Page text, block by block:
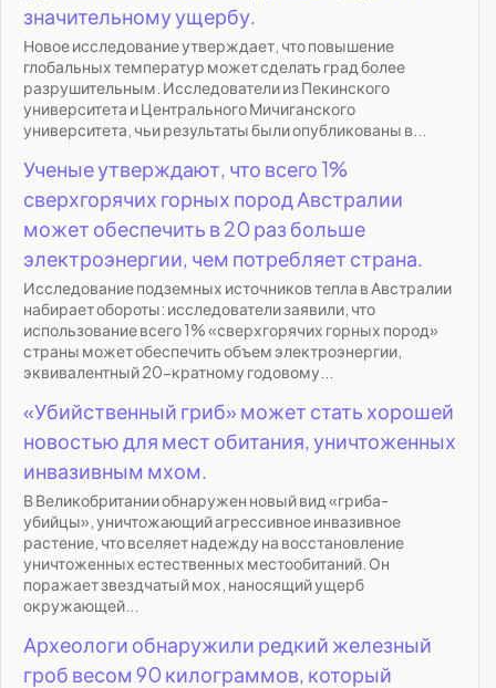
значительному ущербу.
Новое исследование утверждает, что повышение
глобальных температур может сделать град более
разрушительным. Исследователи из Пекинского
университета и Центрального Мичиганского
университета, чьи результаты были опубликованы в...
Ученые утверждают, что всего 1%
сверхгорячих горных пород Австралии
может обеспечить в 20 раз больше
электроэнергии, чем потребляет страна.
Исследование подземных источников тепла в Австралии
набирает обороты: исследователи заявили, что
использование всего 1% «сверхгорячих горных пород»
страны может обеспечить объем электроэнергии,
эквивалентный 20-кратному годовому...
«Убийственный гриб» может стать хорошей
новостью для мест обитания, уничтоженных
инвазивным мхом.
В Великобритании обнаружен новый вид «гриба-
убийцы», уничтожающий агрессивное инвазивное
растение, что вселяет надежду на восстановление
уничтоженных естественных местообитаний. Он
поражает звездчатый мох, наносящий ущерб
окружающей...
Археологи обнаружили редкий железный
гроб весом 90 килограммов, который